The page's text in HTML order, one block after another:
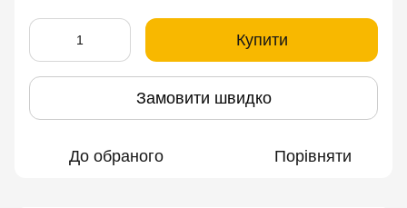
Купити
Замовити швидко
До обраного Порівняти